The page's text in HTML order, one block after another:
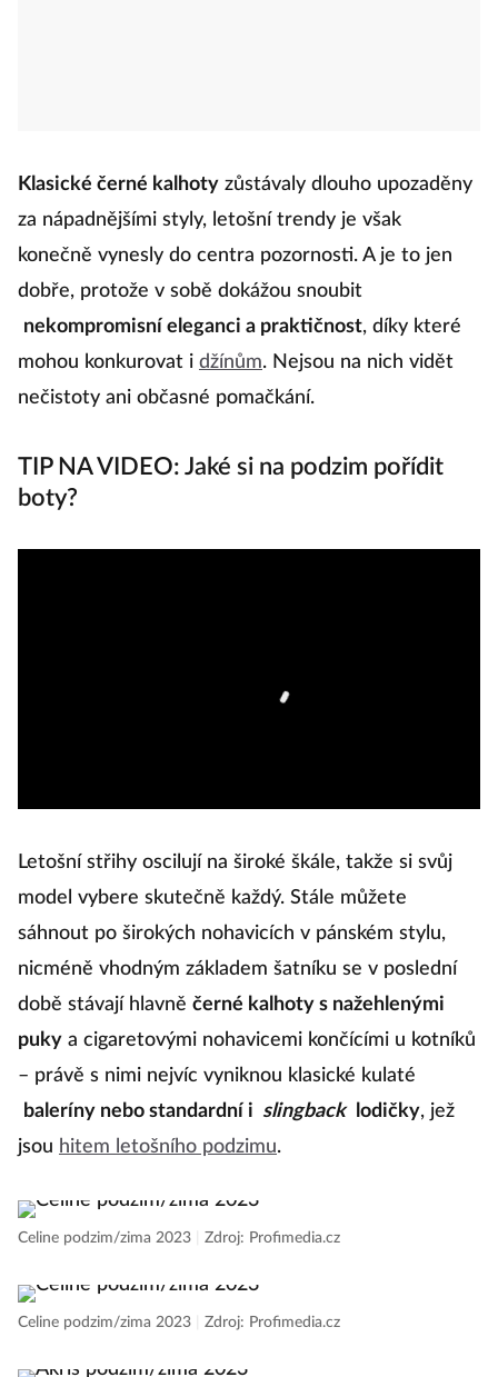
Klasické černé kalhoty zůstávaly dlouho upozaděny
za nápadnějšími styly, letošní trendy je však
konečně vynesly do centra pozornosti. A je to jen
dobře, protože v sobě dokážou snoubit
nekompromisní eleganci a praktičnost, díky které
mohou konkurovat i džínům. Nejsou na nich vidět
nečistoty ani občasné pomačkání.
TIP NA VIDEO: Jaké si na podzim pořídit
boty?
Letošní střihy oscilují na široké škále, takže si svůj
model vybere skutečně každý. Stále můžete
sáhnout po širokých nohavicích v pánském stylu,
nicméně vhodným základem šatníku se v poslední
době stávají hlavně černé kalhoty s nažehlenými
puky a cigaretovými nohavicemi končícími u kotníků
– právě s nimi nejvíc vyniknou klasické kulaté
baleríny nebo standardní i slingback lodičky, jež
jsou hitem letošního podzimu.
Celine podzim/zima 2023 Zdroj: Profimedia.cz
Celine podzim/zima 2023 Zdroj: Profimedia.cz